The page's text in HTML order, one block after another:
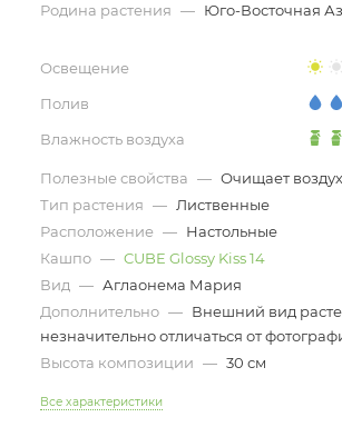
Родина растения — Юго-Восточная
Освещение
Полив
Влажность воздуха
Полезные свойства — Очищает воздух
Тип растения — Лиственные
Расположение — Настольные
Кашпо — CUBE Glossy Kiss 14
Вид — Аглаонема Мария
Дополнительно — Внешний вид
незначительно отличаться от
Высота композиции — 30 см
Все характеристики